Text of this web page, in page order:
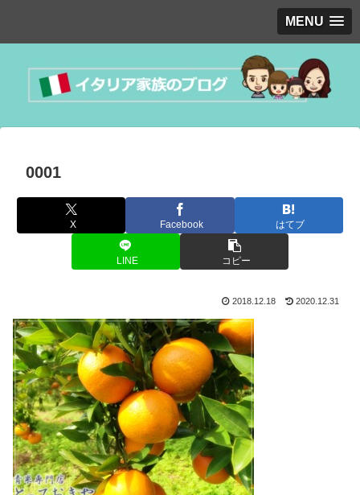
MENU
0001
X Facebook はてブ
LINE コピー
2018.12.18 2020.12.31